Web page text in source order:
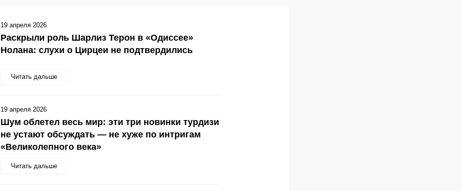
Раскрыли роль Шарлиз Терон в «Одиссее»
Нолана: слухи о Цирцеи не подтвердились
Читать дальше
19 апреля 2026
Шум облетел весь мир: эти три новинки турдизи
не устают обсуждать — не хуже по интригам
«Великолепного века»
Читать дальше
19 апреля 2026